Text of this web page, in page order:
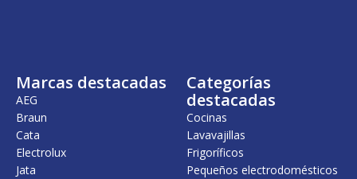
Marcas destacadas
AEG
Braun
Cata
Electrolux
Jata
Categorías
destacadas
Cocinas
Lavavajillas
Frigoríficos
Pequeños electrodomésticos